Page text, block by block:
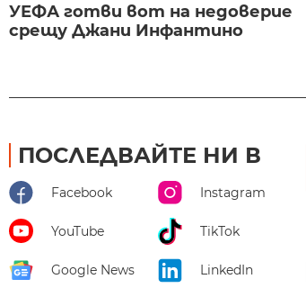
УЕФА готви вот на недоверие
срещу Джани Инфантино
ПОСЛЕДВАЙТЕ НИ В
Facebook Instagram
YouTube TikTok
Google News LinkedIn